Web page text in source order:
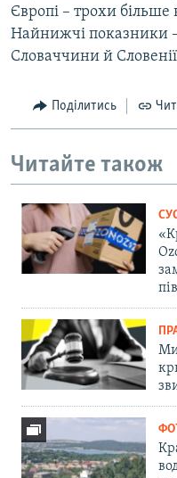
Європі – трохи
Найнижчі показники –
Словаччини й
Поділитись
Читайте також